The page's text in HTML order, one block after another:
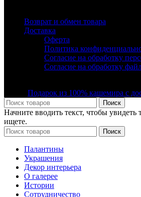
Возврат и обмен товара
Доставка
Оферта
Политика
Согласие на обработку
Согласие на обработку
Подарок из 100% кашемира с
Поиск
Начните вводить текст, чтобы
ищете.
Поиск
Палантины
Украшения
Декор интерьера
О галерее
Истории
Сотрудничество